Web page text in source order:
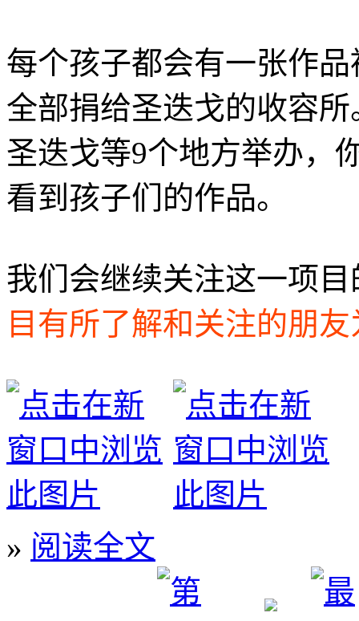
每个孩子都会有一张作
全部捐给圣迭戈的收容
圣迭戈等9个地方举办，
看到孩子们的作品。
我们会继续关注这一项
目有所了解和关注的朋
» 阅读全文